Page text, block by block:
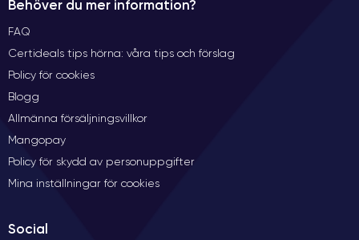
Behöver du mer information?
FAQ
Certideals tips hörna: våra tips och förslag
Policy för cookies
Blogg
Allmänna försäljningsvillkor
Mangopay
Policy för skydd av personuppgifter
Mina inställningar för cookies
Social